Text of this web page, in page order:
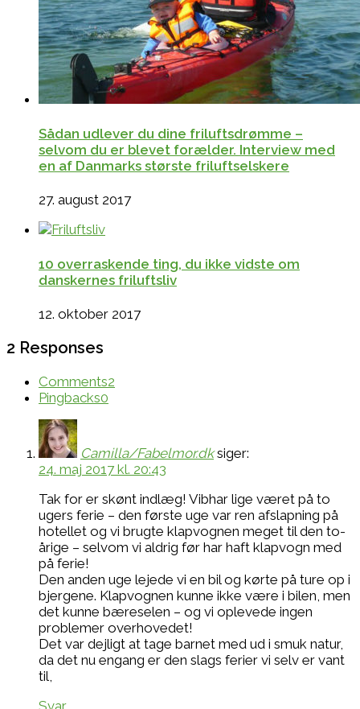
Sådan udlever du dine friluftsdrømme –
selvom du er blevet forælder. Interview med
en af Danmarks største friluftselskere
27. august 2017
10 overraskende ting, du ikke vidste om
danskernes friluftsliv
12. oktober 2017
2 Responses
Comments2
Pingbacks0
Camilla/Fabelmor.dk siger:
24. maj 2017 kl. 20:43
Tak for er skønt indlæg! Vibhar lige været på to
ugers ferie – den første uge var ren afslapning på
hotellet og vi brugte klapvognen meget til den to-
årige – selvom vi aldrig før har haft klapvogn med
på ferie!
Den anden uge lejede vi en bil og kørte på ture op i
bjergene. Klapvognen kunne ikke være i bilen, men
det kunne bæreselen – og vi oplevede ingen
problemer overhovedet!
Det var dejligt at tage barnet med ud i smuk natur,
da det nu engang er den slags ferier vi selv er vant
til,
Svar